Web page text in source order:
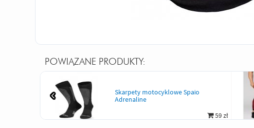
POWIĄZANE PRODUKTY:
59 zł
Skarpety motocyklowe Spaio
Adrenaline